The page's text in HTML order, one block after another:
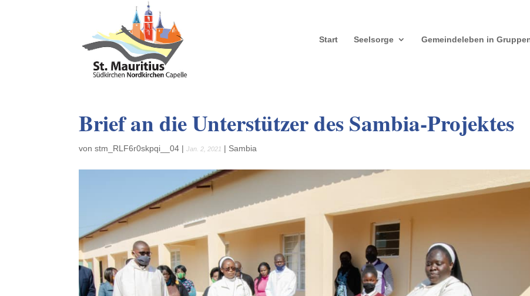
Start Seelsorge Gemeindeleben in
Brief an die Unterstützer des Sambia-Projektes
vonstm_RLF6r0skpqi__04 |Jan. 2, 2021 | Sambia